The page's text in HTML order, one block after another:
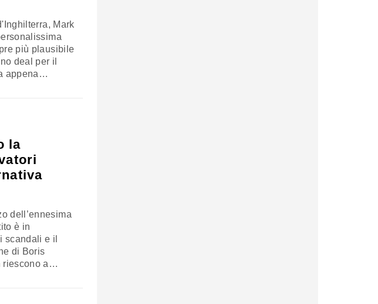
Mark
più plausibile
deal per il
appena
di…
la
dell’ennesima
è in
scandali e il
di Boris
riescono a